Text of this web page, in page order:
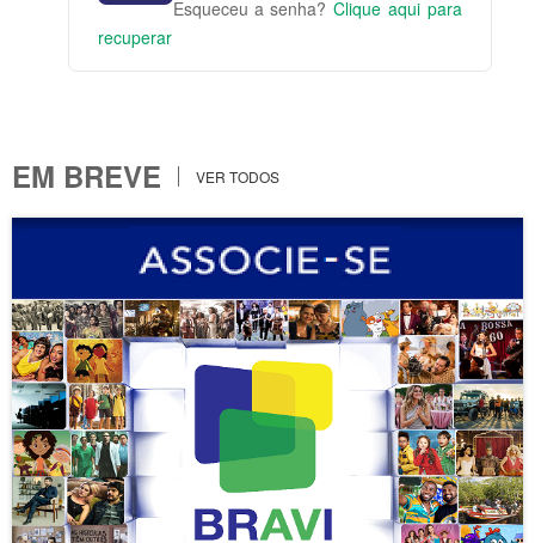
Esqueceu a senha? Clique aqui para
recuperar
EM BREVE VER TODOS